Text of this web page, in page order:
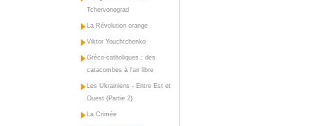
Tchervonograd
La Révolution orange
Viktor Youchtchenko
Gréco-catholiques : des
catacombes à l'air libre
Les Ukrainiens - Entre Est et
Ouest (Partie 2)
La Crimée